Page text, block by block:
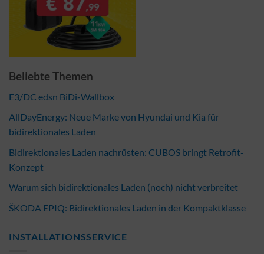
Beliebte Themen
E3/DC edsn BiDi-Wallbox
AllDayEnergy: Neue Marke von Hyundai und Kia für
bidirektionales Laden
Bidirektionales Laden nachrüsten: CUBOS bringt Retrofit-
Konzept
Warum sich bidirektionales Laden (noch) nicht verbreitet
ŠKODA EPIQ: Bidirektionales Laden in der Kompaktklasse
INSTALLATIONSSERVICE